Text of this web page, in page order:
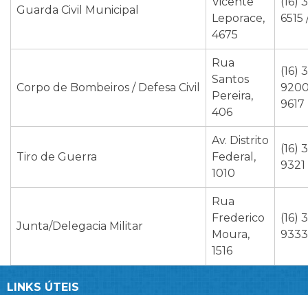
Guarda Civil Municipal
Leporace,
4675
6515
Corpo de Bombeiros / Defesa Civil
Rua
Santos
Pereira,
406
(16)
9617
Tiro de Guerra
Av. Distrito
Federal,
1010
(16)
9321
Junta/Delegacia Militar
Rua
Frederico
Moura,
1516
(16)
9333
LINKS ÚTEIS